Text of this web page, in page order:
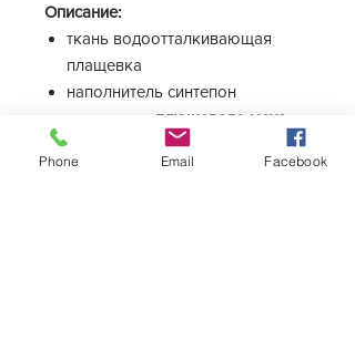
Описание:
ткань водоотталкивающая
плащевка
наполнитель синтепон
плюшевого меха
воротник-стойка для защиты
шеи от холода
Phone Email Facebook